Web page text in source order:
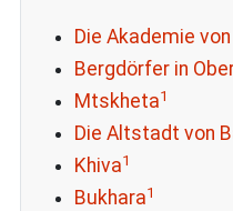
Die Akademie
Bergdörfer in
Mtskheta1
Die Altstadt von
Khiva1
Bukhara1